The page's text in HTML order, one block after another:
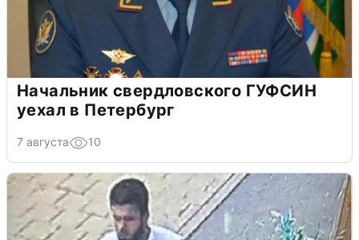
Начальник свердловского ГУФСИН
уехал в Петербург
7 августа 10